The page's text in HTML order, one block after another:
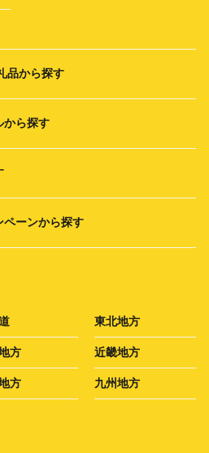
品から探す
から探す
ペーンから探す
東北地方
方 近畿地方
方 九州地方